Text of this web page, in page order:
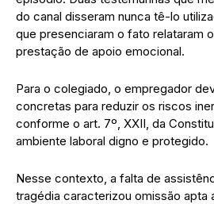
do canal disseram nunca tê-lo
que presenciaram o fato relataram
prestação de apoio emocional.
Para o colegiado, o empregador
concretas para reduzir os riscos
conforme o art. 7º, XXII, da
ambiente laboral digno e protegido.
Nesse contexto, a falta de
tragédia caracterizou omissão apta